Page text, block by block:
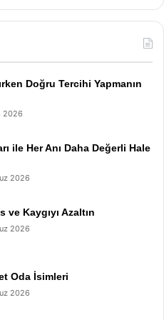
Doğru Tercihi Yapmanın
2026
ile Her Anı Daha Değerli Hale
2026
ve Kaygıyı Azaltın
2026
Oda İsimleri
2026